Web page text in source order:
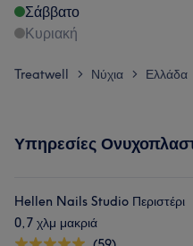
Σάββατο
Κυριακή
Treatwell > Νύχια > Ελλάδα
Υπηρεσίες
Hellen Nails Studio Περιστέρι
0,7 χλμ μακριά